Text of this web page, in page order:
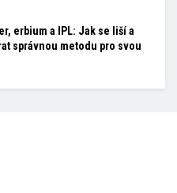
erbium a IPL: Jak se liší a
správnou metodu pro svou